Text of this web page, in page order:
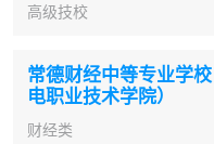
高级技校
常德财经中等专业学
电职业技术学院）
财经类